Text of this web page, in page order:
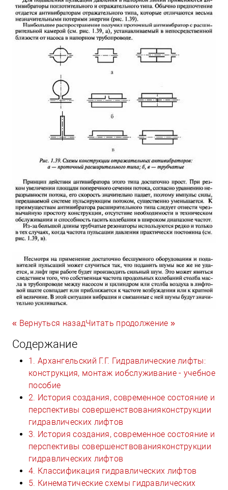
« Вернуться назадЧитать продолжение »
Содержание
1. Архангельский Г.Г. Гидравлические лифты:
конструкция, монтаж иобслуживание - учебное
пособие
2. История создания, современное состояние и
перспективы совершенствованияконструкции
гидравлических лифтов
3. История создания, современное состояние и
перспективы совершенствованияконструкции
гидравлических лифтов
4. Классификация гидравлических лифтов
5. Кинематические схемы гидравлических